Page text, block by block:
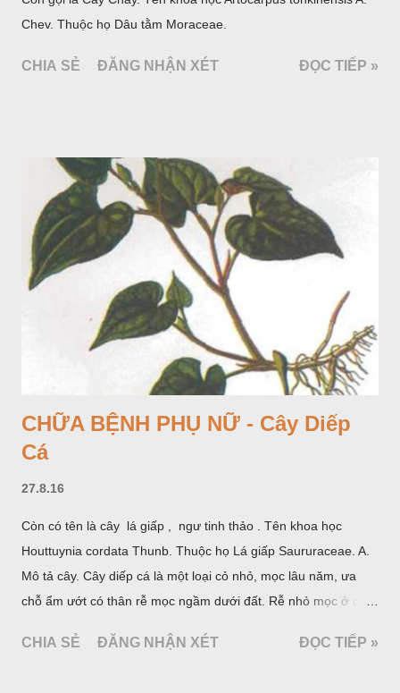
Chev. Thuộc họ Dâu tằm Moraceae.
CHIA SẺ ĐĂNG NHẬN XÉT ĐỌC TIẾP »
CHỮA BỆNH PHỤ NỮ - Cây Diếp
Cá
27.8.16
Còn có tên là cây lá giấp , ngư tinh thảo . Tên khoa học
Houttuynia cordata Thunb. Thuộc họ Lá giấp Saururaceae. A.
Mô tả cây. Cây diếp cá là một loại cỏ nhỏ, mọc lâu năm, ưa
chỗ ẩm ướt có thân rễ mọc ngầm dưới đất. Rễ nhỏ mọc ở các
cách, hình tim, đầu lá, hơi nhọn hay nhọn hẳn. Hoa nhỏ màu
CHIA SẺ ĐĂNG NHẬN XÉT ĐỌC TIẾP »